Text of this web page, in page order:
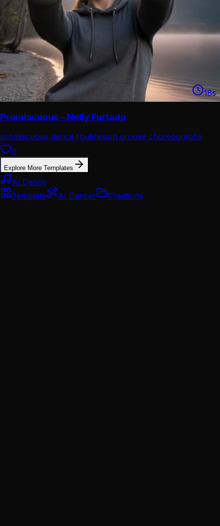
18s
Promiscuous – Nelly Furtado
promiscuous dance routinepop groove choreography
combo
0
Explore More Templates
AI Dance
Template
AI Dancer Creations